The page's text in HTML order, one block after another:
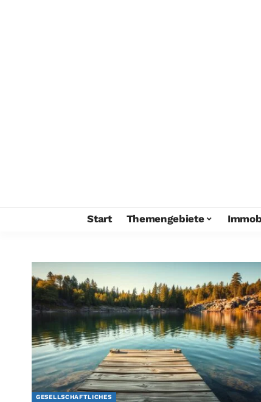
Start Themengebiete
GESELLSCHAFTLICHES